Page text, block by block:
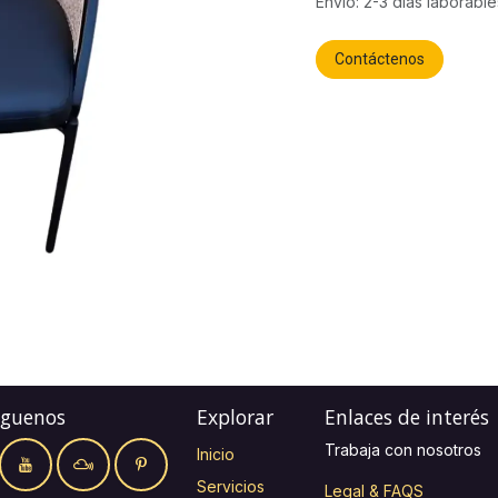
Contáctenos
Explorar
Inicio
Servicios
Enlaces de interés
Trabaja con nosotros
Legal & FAQS